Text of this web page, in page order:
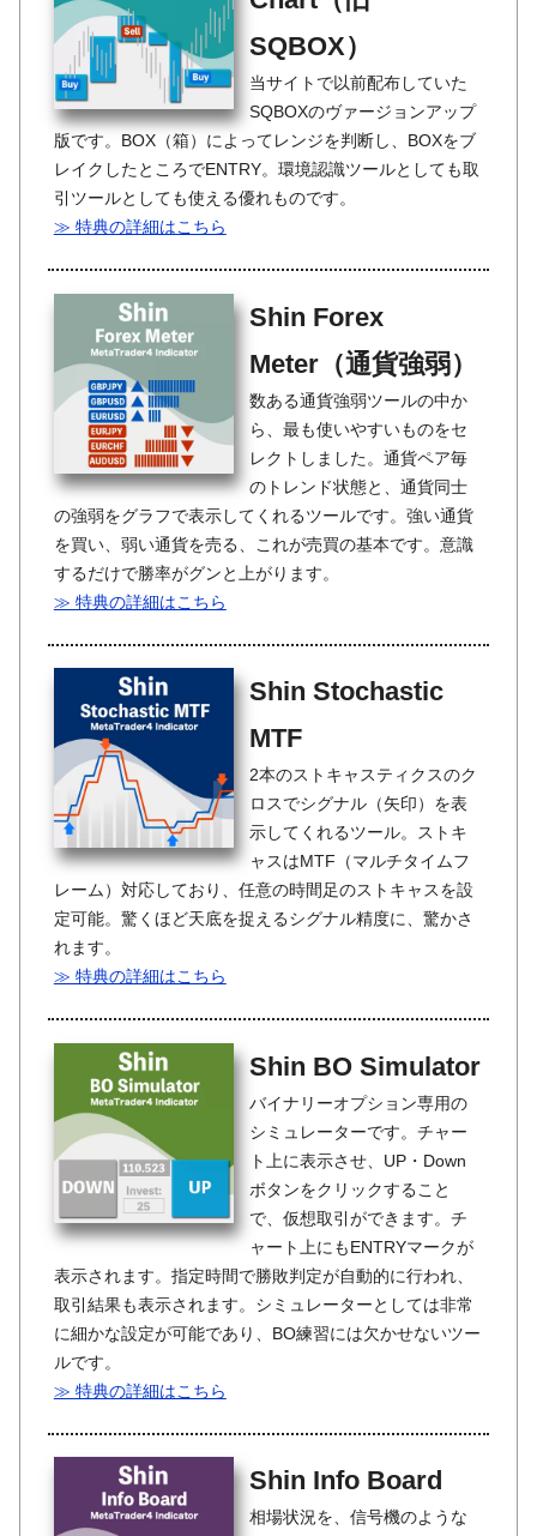
SQBOX）
当サイトで以前配布していた
SQBOXのヴァージョンアップ
版です。BOX（箱）によってレンジを判断し、BOXをブ
レイクしたところでENTRY。環境認識ツールとしても取
引ツールとしても使える優れものです。
≫ 特典の詳細はこちら
Shin Forex
Meter（通貨強弱）
数ある通貨強弱ツールの中か
ら、最も使いやすいものをセ
レクトしました。通貨ペア毎
のトレンド状態と、通貨同士
の強弱をグラフで表示してくれるツールです。強い通貨
を買い、弱い通貨を売る、これが売買の基本です。意識
するだけで勝率がグンと上がります。
≫ 特典の詳細はこちら
Shin Stochastic
MTF
2本のストキャスティクスのク
ロスでシグナル（矢印）を表
示してくれるツール。ストキ
ャスはMTF（マルチタイムフ
レーム）対応しており、任意の時間足のストキャスを設
定可能。驚くほど天底を捉えるシグナル精度に、驚かさ
れます。
≫ 特典の詳細はこちら
Shin BO Simulator
バイナリーオプション専用の
シミュレーターです。チャー
ト上に表示させ、UP・Down
ボタンをクリックすること
で、仮想取引ができます。チ
ャート上にもENTRYマークが
表示されます。指定時間で勝敗判定が自動的に行われ、
取引結果も表示されます。シミュレーターとしては非常
に細かな設定が可能であり、BO練習には欠かせないツー
ルです。
≫ 特典の詳細はこちら
Shin Info Board
相場状況を、信号機のような